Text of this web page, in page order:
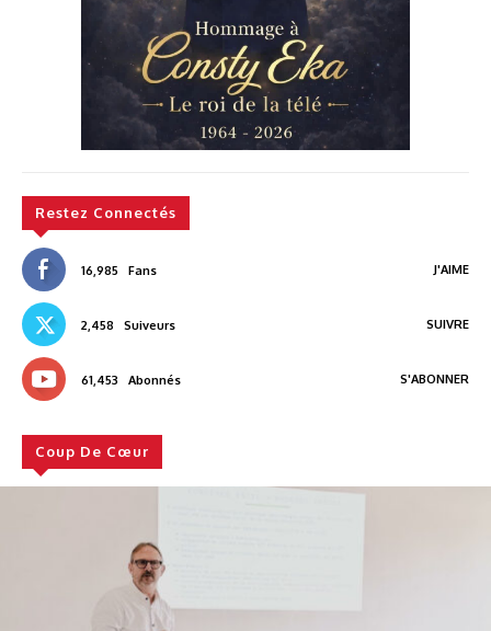
Restez Connectés
16,985 Fans J'AIME
2,458 Suiveurs SUIVRE
61,453 Abonnés S'ABONNER
Coup De Cœur